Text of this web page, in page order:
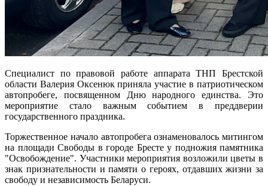
Специалист по правовой работе аппарата ТНП Брестской
области Валерия Оксенюк приняла участие в патриотическом
автопробеге, посвященном Дню народного единства. Это
мероприятие стало важным событием в преддверии
государственного праздника.
Торжественное начало автопробега ознаменовалось митингом
на площади Свободы в городе Бресте у подножия памятника
"Освобождение". Участники мероприятия возложили цветы в
знак признательности и памяти о героях, отдавших жизни за
свободу и независимость Беларуси.